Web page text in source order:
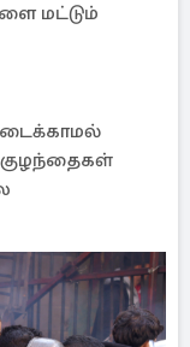
மட்டும்
குழந்தைகள்